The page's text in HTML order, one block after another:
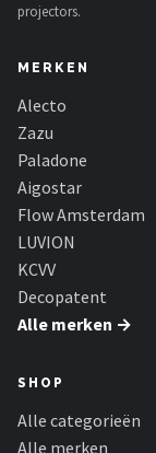
projectors.
MERKEN
Alecto
Zazu
Paladone
Aigostar
Flow Amsterdam
LUVION
KCVV
Decopatent
Alle merken →
SHOP
Alle categorieën
Alle merken